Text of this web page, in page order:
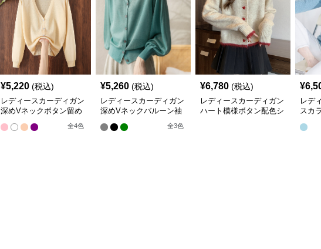
¥5,220 (税込)
レディースカーディガン
深めVネックボタン留め
ショート丈ニットカーデ
ィガン
全4色
¥5,260 (税込)
レディースカーディガン
深めVネックバルーン袖
全3色
¥6,780 (税込)
レディースカーディガン
ハート模様ボタン配色シ
¥
レデ
スカ